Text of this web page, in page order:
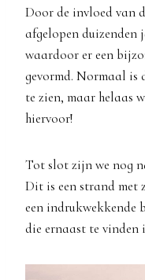
Door de invloed van
afgelopen
waardoor er een
gevormd. Normaal is
te zien, maar helaas
hiervoor!
Tot slot zijn we nog
Dit is een strand met
een indrukwekkende
die ernaast te vinden